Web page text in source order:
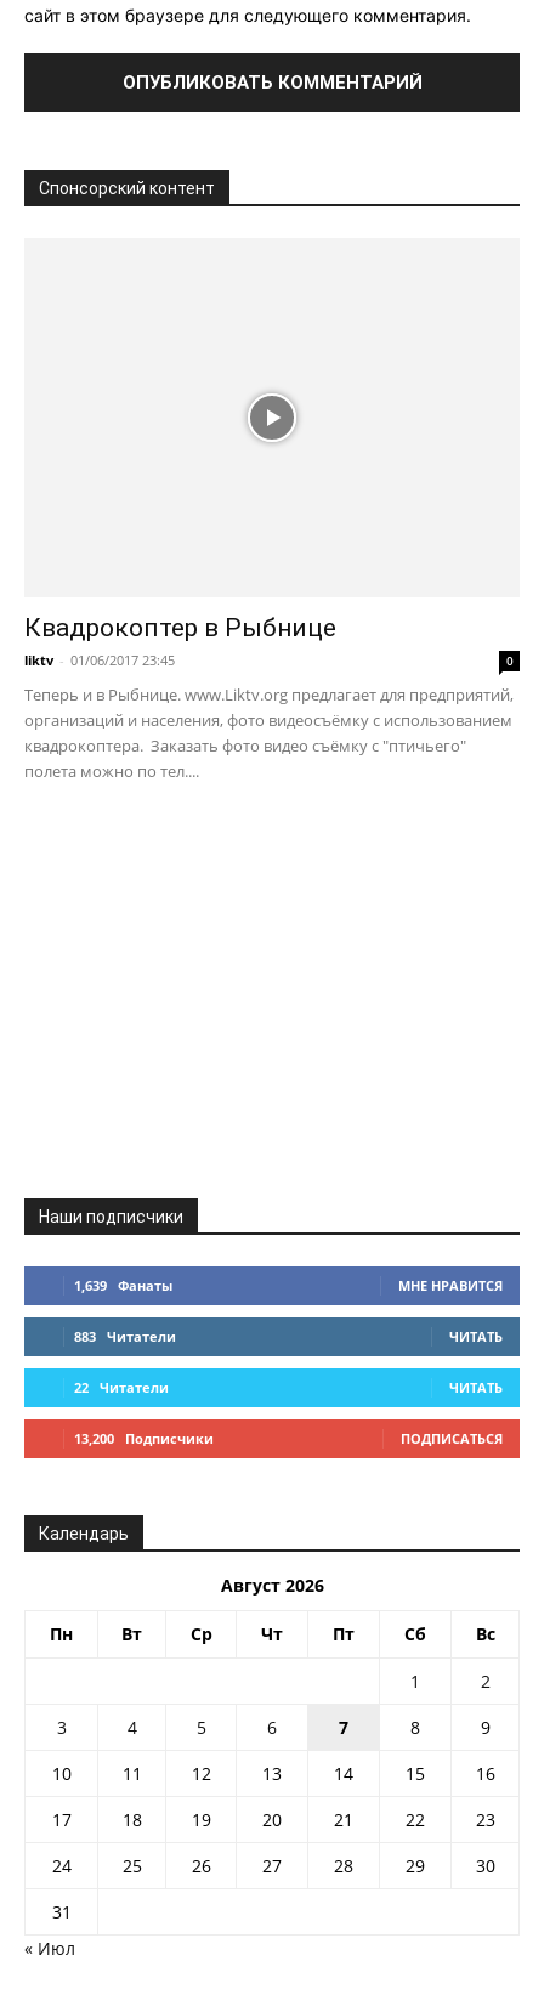
сайт в этом браузере для следующего комментария.
Спонсорский контент
Квадрокоптер в Рыбнице
liktv - 01/06/2017 23:45 0
Теперь и в Рыбнице. www.Liktv.org предлагает для предприятий,
организаций и населения, фото видеосъёмку с использованием
квадрокоптера. Заказать фото видео съёмку с "птичьего"
полета можно по тел....
Наши подписчики
1,639 Фанаты МНЕ НРАВИТСЯ
883 Читатели ЧИТАТЬ
22 Читатели ЧИТАТЬ
13,200 Подписчики ПОДПИСАТЬСЯ
Календарь
Август 2026
Пн Вт Ср Чт Пт Сб Вс
1
2
3
4 5 6 7 8
9
10
11 12 13 14 15
16
17
18 19 20 21 22
23
24
25 26 27 28 29
30
31
« Июл